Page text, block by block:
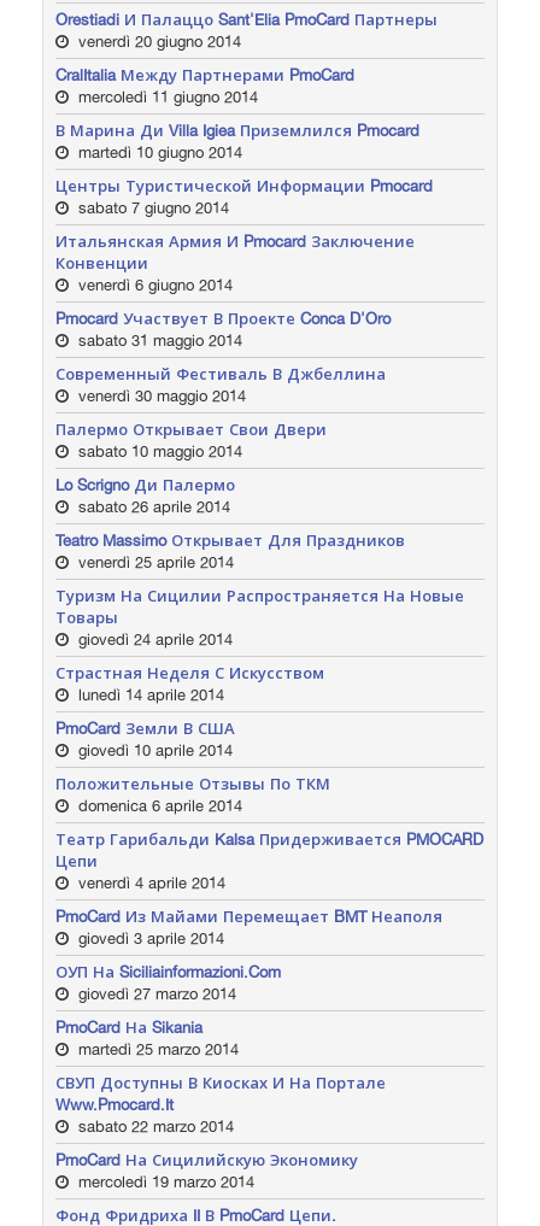
Orestiadi И Палаццо Sant'Elia PmoCard Партнеры
venerdì 20 giugno 2014
CralItalia Между Партнерами PmoCard
mercoledì 11 giugno 2014
В Марина Ди Villa Igiea Приземлился Pmocard
martedì 10 giugno 2014
Центры Туристической Информации Pmocard
sabato 7 giugno 2014
Итальянская Армия И Pmocard Заключение
Конвенции
venerdì 6 giugno 2014
Pmocard Участвует В Проекте Conca D'Oro
sabato 31 maggio 2014
Современный Фестиваль В Джбеллина
venerdì 30 maggio 2014
Палермо Открывает Свои Двери
sabato 10 maggio 2014
Lo Scrigno Ди Палермо
sabato 26 aprile 2014
Teatro Massimo Открывает Для Праздников
venerdì 25 aprile 2014
Туризм На Сицилии Распространяется На Новые
Товары
giovedì 24 aprile 2014
Страстная Неделя С Искусством
lunedì 14 aprile 2014
PmoCard Земли В США
giovedì 10 aprile 2014
Положительные Отзывы По ТКМ
domenica 6 aprile 2014
Театр Гарибальди Kalsa Придерживается PMOCARD
Цепи
venerdì 4 aprile 2014
PmoCard Из Майами Перемещает BMT Неаполя
giovedì 3 aprile 2014
ОУП На Siciliainformazioni.com
giovedì 27 marzo 2014
PmoCard На Sikania
martedì 25 marzo 2014
СВУП Доступны В Киосках И На Портале
Www.pmocard.it
sabato 22 marzo 2014
PmoCard На Сицилийскую Экономику
mercoledì 19 marzo 2014
Фонд Фридриха II В PmoCard Цепи.